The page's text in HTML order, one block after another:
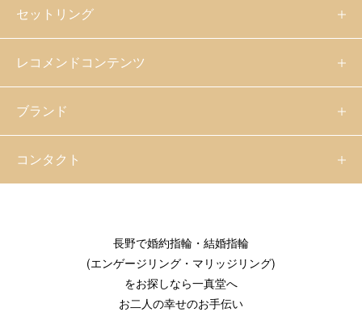
セットリング
レコメンドコンテンツ
ブランド
コンタクト
長野で婚約指輪・結婚指輪
(エンゲージリング・マリッジリング)
をお探しなら一真堂へ
お二人の幸せのお手伝い